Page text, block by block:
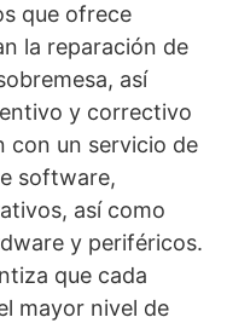
que ofrece
la reparación de
así
y correctivo
con un servicio de
software,
así como
y periféricos.
que cada
mayor nivel de